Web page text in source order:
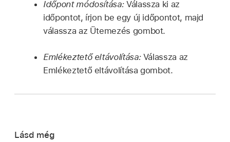
Időpont módosítása: Válassza ki az
időpontot, írjon be egy új időpontot, majd
válassza az Ütemezés gombot.
Emlékeztető eltávolítása: Válassza az
Emlékeztető eltávolítása gombot.
Lásd még